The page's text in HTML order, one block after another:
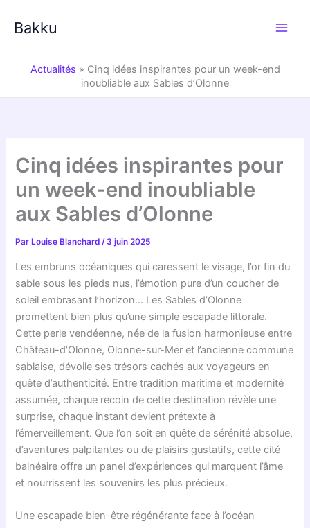
Bakku
Actualités » Cinq idées inspirantes pour un week-end
inoubliable aux Sables d’Olonne
Cinq idées inspirantes pour
un week-end inoubliable
aux Sables d’Olonne
Par Louise Blanchard/ 3 juin 2025
Les embruns océaniques qui caressent le visage, l’or fin du
sable sous les pieds nus, l’émotion pure d’un coucher de
soleil embrasant l’horizon… Les Sables d’Olonne
promettent bien plus qu’une simple escapade littorale.
Cette perle vendéenne, née de la fusion harmonieuse entre
Château-d’Olonne, Olonne-sur-Mer et l’ancienne commune
sablaise, dévoile ses trésors cachés aux voyageurs en
quête d’authenticité. Entre tradition maritime et modernité
assumée, chaque recoin de cette destination révèle une
surprise, chaque instant devient prétexte à
l’émerveillement. Que l’on soit en quête de sérénité absolue,
d’aventures palpitantes ou de plaisirs gustatifs, cette cité
balnéaire offre un panel d’expériences qui marquent l’âme
et nourrissent les souvenirs les plus précieux.
Une escapade bien-être régénérante face à l’océan